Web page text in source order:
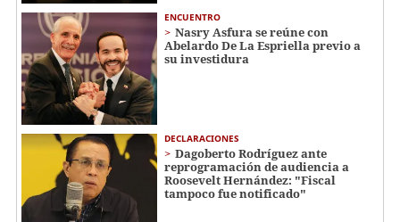
ENCUENTRO
Nasry Asfura se reúne con
Abelardo De La Espriella previo a
su investidura
DECLARACIONES
Dagoberto Rodríguez ante
reprogramación de audiencia a
Roosevelt Hernández: "Fiscal
tampoco fue notificado"